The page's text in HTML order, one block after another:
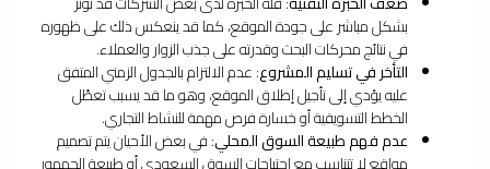
بشكل مباشر على جودة الموقع، كما قد ينعكس ذلك على ظهوره
في نتائج محركات البحث وقدرته على جذب الزوار والعملاء.
التأخر في تسليم المشروع: عدم الالتزام بالجدول الزمني المتفق
عليه يؤدي إلى تأجيل إطلاق الموقع، وهو ما قد يسبب تعطّل
الخطط التسويقية أو خسارة فرص مهمة للنشاط التجاري.
عدم فهم طبيعة السوق المحلي: في بعض الأحيان يتم تصميم